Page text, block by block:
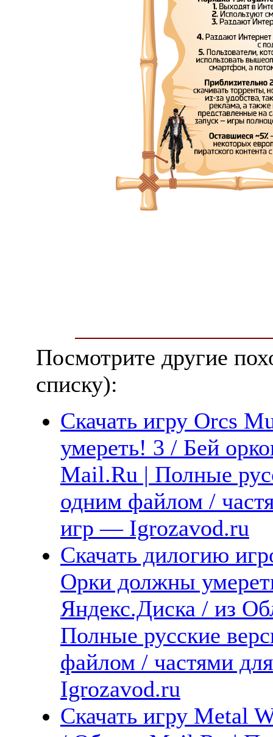
Посмотрите другие
списку):
Скачать игру Orcs
умереть! 3 / Бей
Mail.Ru | Полные
одним файлом /
игр — Igrozavod.ru
Скачать дилогию
Орки должны
Яндекс.Диска / из
Полные русские
файлом / частями
Igrozavod.ru
Скачать игру Metal